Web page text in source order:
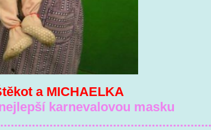
a MICHAELKA
karnevalovou masku